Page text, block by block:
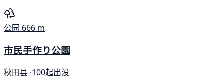
公园 666 m
市民手作り公園
秋田县 ·100起出没